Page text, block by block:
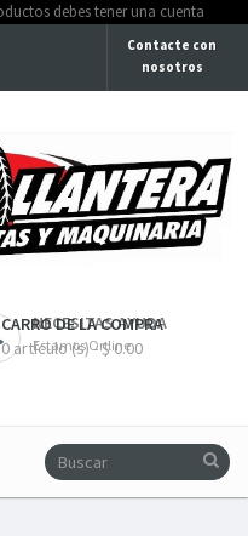
Contacte con
nosotros
NECESITAS AYUDA
Estamos Online
CARRO DE LA COMPRA
0 artículo (s) - $ 0.00